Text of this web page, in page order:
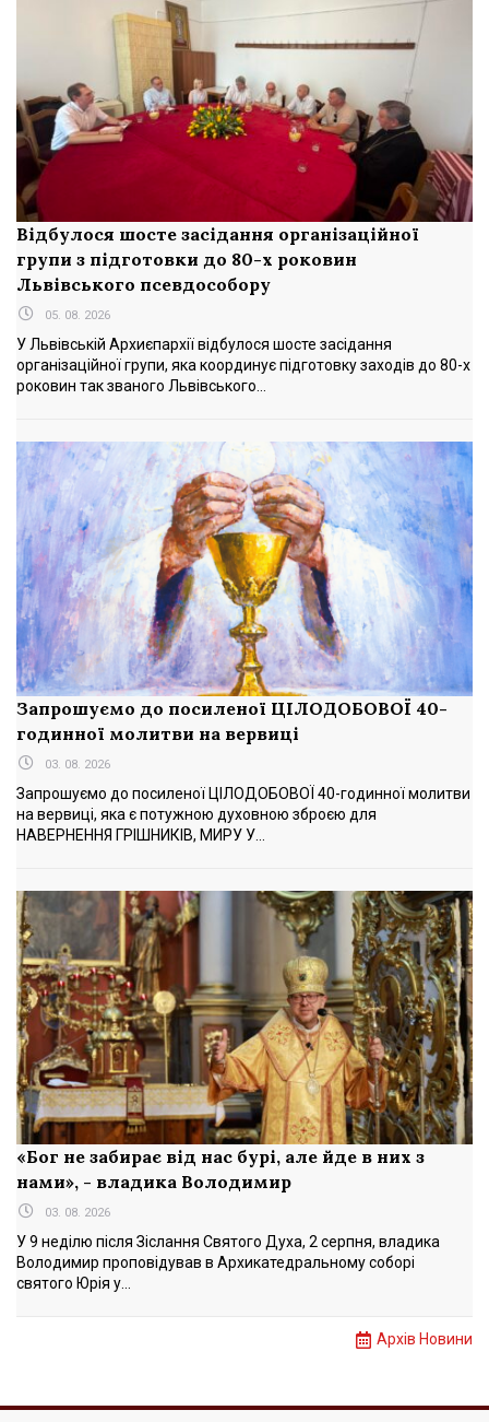
Відбулося шосте засідання організаційної
групи з підготовки до 80-х роковин
Львівського псевдособору
05. 08. 2026
У Львівській Архиєпархії відбулося шосте засідання
організаційної групи, яка координує підготовку заходів до 80-х
роковин так званого Львівського...
Запрошуємо до посиленої ЦІЛОДОБОВОЇ 40-
годинної молитви на вервиці
03. 08. 2026
Запрошуємо до посиленої ЦІЛОДОБОВОЇ 40-годинної молитви
на вервиці, яка є потужною духовною зброєю для
НАВЕРНЕННЯ ГРІШНИКІВ, МИРУ У...
«Бог не забирає від нас бурі, але йде в них з
нами», - владика Володимир
03. 08. 2026
У 9 неділю після Зіслання Святого Духа, 2 серпня, владика
Володимир проповідував в Архикатедральному соборі
святого Юрія у...
Архів Новини